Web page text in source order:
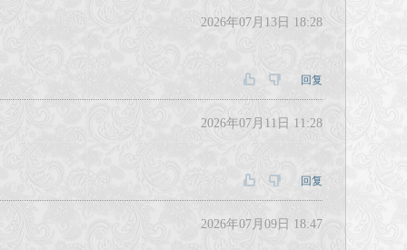
2026年07月13日 18:28
回复
2026年07月11日 11:28
回复
2026年07月09日 18:47